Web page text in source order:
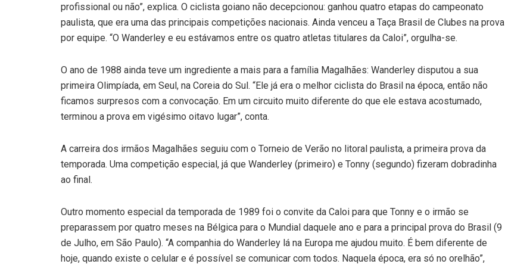
profissional ou não”, explica. O ciclista goiano não decepcionou: ganhou quatro etapas do campeonato
paulista, que era uma das principais competições nacionais. Ainda venceu a Taça Brasil de Clubes na prova
por equipe. “O Wanderley e eu estávamos entre os quatro atletas titulares da Caloi”, orgulha-se.
O ano de 1988 ainda teve um ingrediente a mais para a família Magalhães: Wanderley disputou a sua
primeira Olimpíada, em Seul, na Coreia do Sul. “Ele já era o melhor ciclista do Brasil na época, então não
ficamos surpresos com a convocação. Em um circuito muito diferente do que ele estava acostumado,
terminou a prova em vigésimo oitavo lugar”, conta.
A carreira dos irmãos Magalhães seguiu com o Torneio de Verão no litoral paulista, a primeira prova da
temporada. Uma competição especial, já que Wanderley (primeiro) e Tonny (segundo) fizeram dobradinha
ao final.
Outro momento especial da temporada de 1989 foi o convite da Caloi para que Tonny e o irmão se
preparassem por quatro meses na Bélgica para o Mundial daquele ano e para a principal prova do Brasil (9
de Julho, em São Paulo). “A companhia do Wanderley lá na Europa me ajudou muito. É bem diferente de
hoje, quando existe o celular e é possível se comunicar com todos. Naquela época, era só no orelhão”,